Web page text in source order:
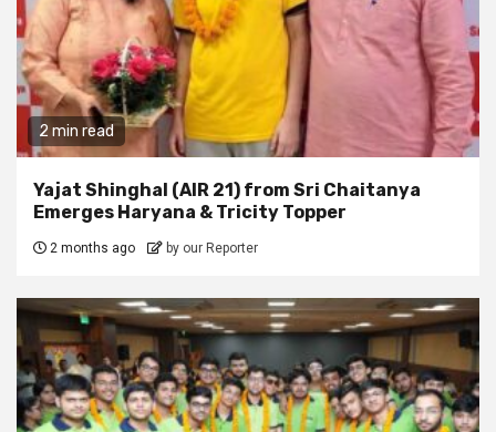
2 min read
Yajat Shinghal (AIR 21) from Sri Chaitanya
Emerges Haryana & Tricity Topper
2 months ago by our Reporter